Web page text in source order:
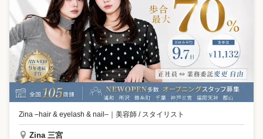
Zina –hair & eyelash & nail– 美容師 / スタイリスト
Zina 三宮